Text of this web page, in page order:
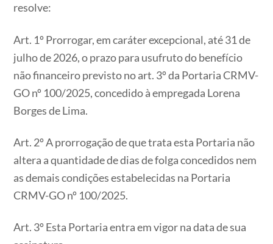
resolve:
Art. 1º Prorrogar, em caráter excepcional, até 31 de
julho de 2026, o prazo para usufruto do benefício
não financeiro previsto no art. 3º da Portaria CRMV-
GO nº 100/2025, concedido à empregada Lorena
Borges de Lima.
Art. 2º A prorrogação de que trata esta Portaria não
altera a quantidade de dias de folga concedidos nem
as demais condições estabelecidas na Portaria
CRMV-GO nº 100/2025.
Art. 3º Esta Portaria entra em vigor na data de sua